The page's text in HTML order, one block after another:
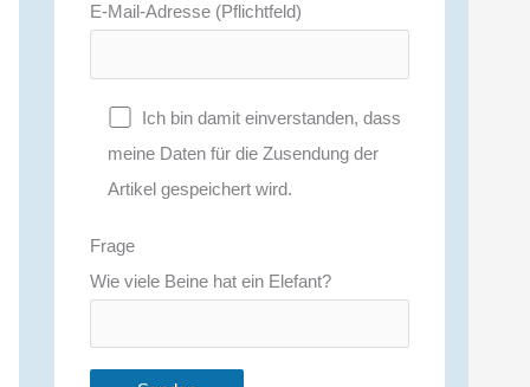
E-Mail-Adresse (Pflichtfeld)
Ich bin damit einverstanden, dass
meine Daten für die Zusendung der
Artikel gespeichert wird.
Frage
Wie viele Beine hat ein Elefant?